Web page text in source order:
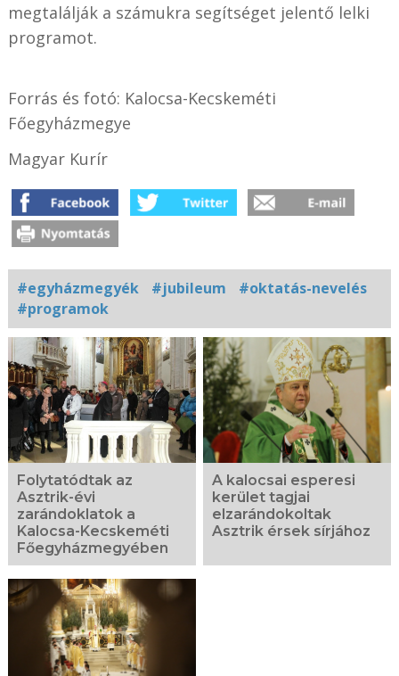
megtalálják a számukra segítséget jelentő lelki
programot.
Forrás és fotó: Kalocsa-Kecskeméti
Főegyházmegye
Magyar Kurír
#egyházmegyék #jubileum
#oktatás-nevelés
#programok
Kapcsolódó
fotógaléria
Folytatódtak az
Asztrik-évi
zarándoklatok a
Kalocsa-Kecskeméti
Főegyházmegyében
A kalocsai esperesi
kerület tagjai
elzarándokoltak
Asztrik érsek sírjához